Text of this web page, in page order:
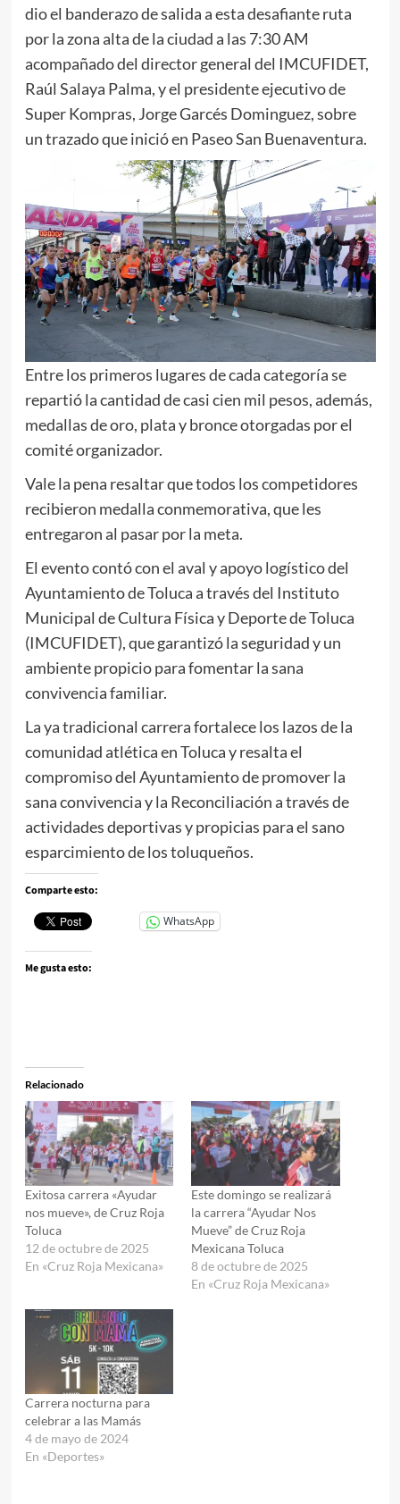
dio el banderazo de salida a esta desafiante ruta
por la zona alta de la ciudad a las 7:30 AM
acompañado del director general del IMCUFIDET,
Raúl Salaya Palma, y el presidente ejecutivo de
Super Kompras, Jorge Garcés Dominguez, sobre
un trazado que inició en Paseo San Buenaventura.
Entre los primeros lugares de cada categoría se
repartió la cantidad de casi cien mil pesos, además,
medallas de oro, plata y bronce otorgadas por el
comité organizador.
Vale la pena resaltar que todos los competidores
recibieron medalla conmemorativa, que les
entregaron al pasar por la meta.
El evento contó con el aval y apoyo logístico del
Ayuntamiento de Toluca a través del Instituto
Municipal de Cultura Física y Deporte de Toluca
(IMCUFIDET), que garantizó la seguridad y un
ambiente propicio para fomentar la sana
convivencia familiar.
La ya tradicional carrera fortalece los lazos de la
comunidad atlética en Toluca y resalta el
compromiso del Ayuntamiento de promover la
sana convivencia y la Reconciliación a través de
actividades deportivas y propicias para el sano
esparcimiento de los toluqueños.
Comparte esto:
WhatsApp
Me gusta esto:
Relacionado
Exitosa carrera «Ayudar
nos mueve», de Cruz Roja
Toluca
12 de octubre de 2025
En «Cruz Roja Mexicana»
Este domingo se realizará
la carrera “Ayudar Nos
Mueve” de Cruz Roja
Mexicana Toluca
8 de octubre de 2025
En «Cruz Roja Mexicana»
Carrera nocturna para
celebrar a las Mamás
4 de mayo de 2024
En «Deportes»